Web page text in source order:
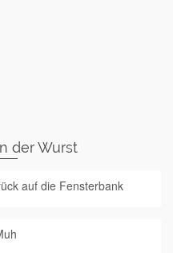
der Wurst
auf die Fensterbank